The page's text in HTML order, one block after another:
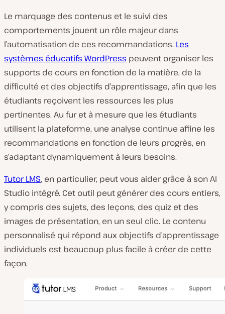
Le marquage des contenus et le suivi des
comportements jouent un rôle majeur dans
l’automatisation de ces recommandations. Les
systèmes éducatifs WordPress peuvent organiser les
supports de cours en fonction de la matière, de la
difficulté et des objectifs d’apprentissage, afin que les
étudiants reçoivent les ressources les plus
pertinentes. Au fur et à mesure que les étudiants
utilisent la plateforme, une analyse continue affine les
recommandations en fonction de leurs progrès, en
s’adaptant dynamiquement à leurs besoins.
Tutor LMS, en particulier, peut vous aider grâce à son AI
Studio intégré. Cet outil peut générer des cours entiers,
y compris des sujets, des leçons, des quiz et des
images de présentation, en un seul clic. Le contenu
personnalisé qui répond aux objectifs d’apprentissage
individuels est beaucoup plus facile à créer de cette
façon.